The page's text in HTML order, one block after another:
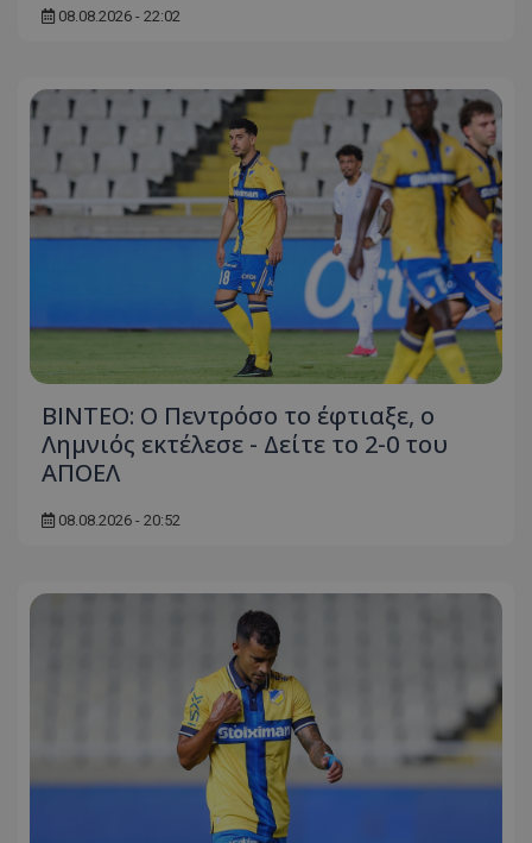
08.08.2026 - 22:02
ΒΙΝΤΕΟ: Ο Πεντρόσο το έφτιαξε, ο
Λημνιός εκτέλεσε - Δείτε το 2-0 του
ΑΠΟΕΛ
08.08.2026 - 20:52